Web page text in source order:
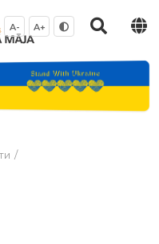
A- A+
/